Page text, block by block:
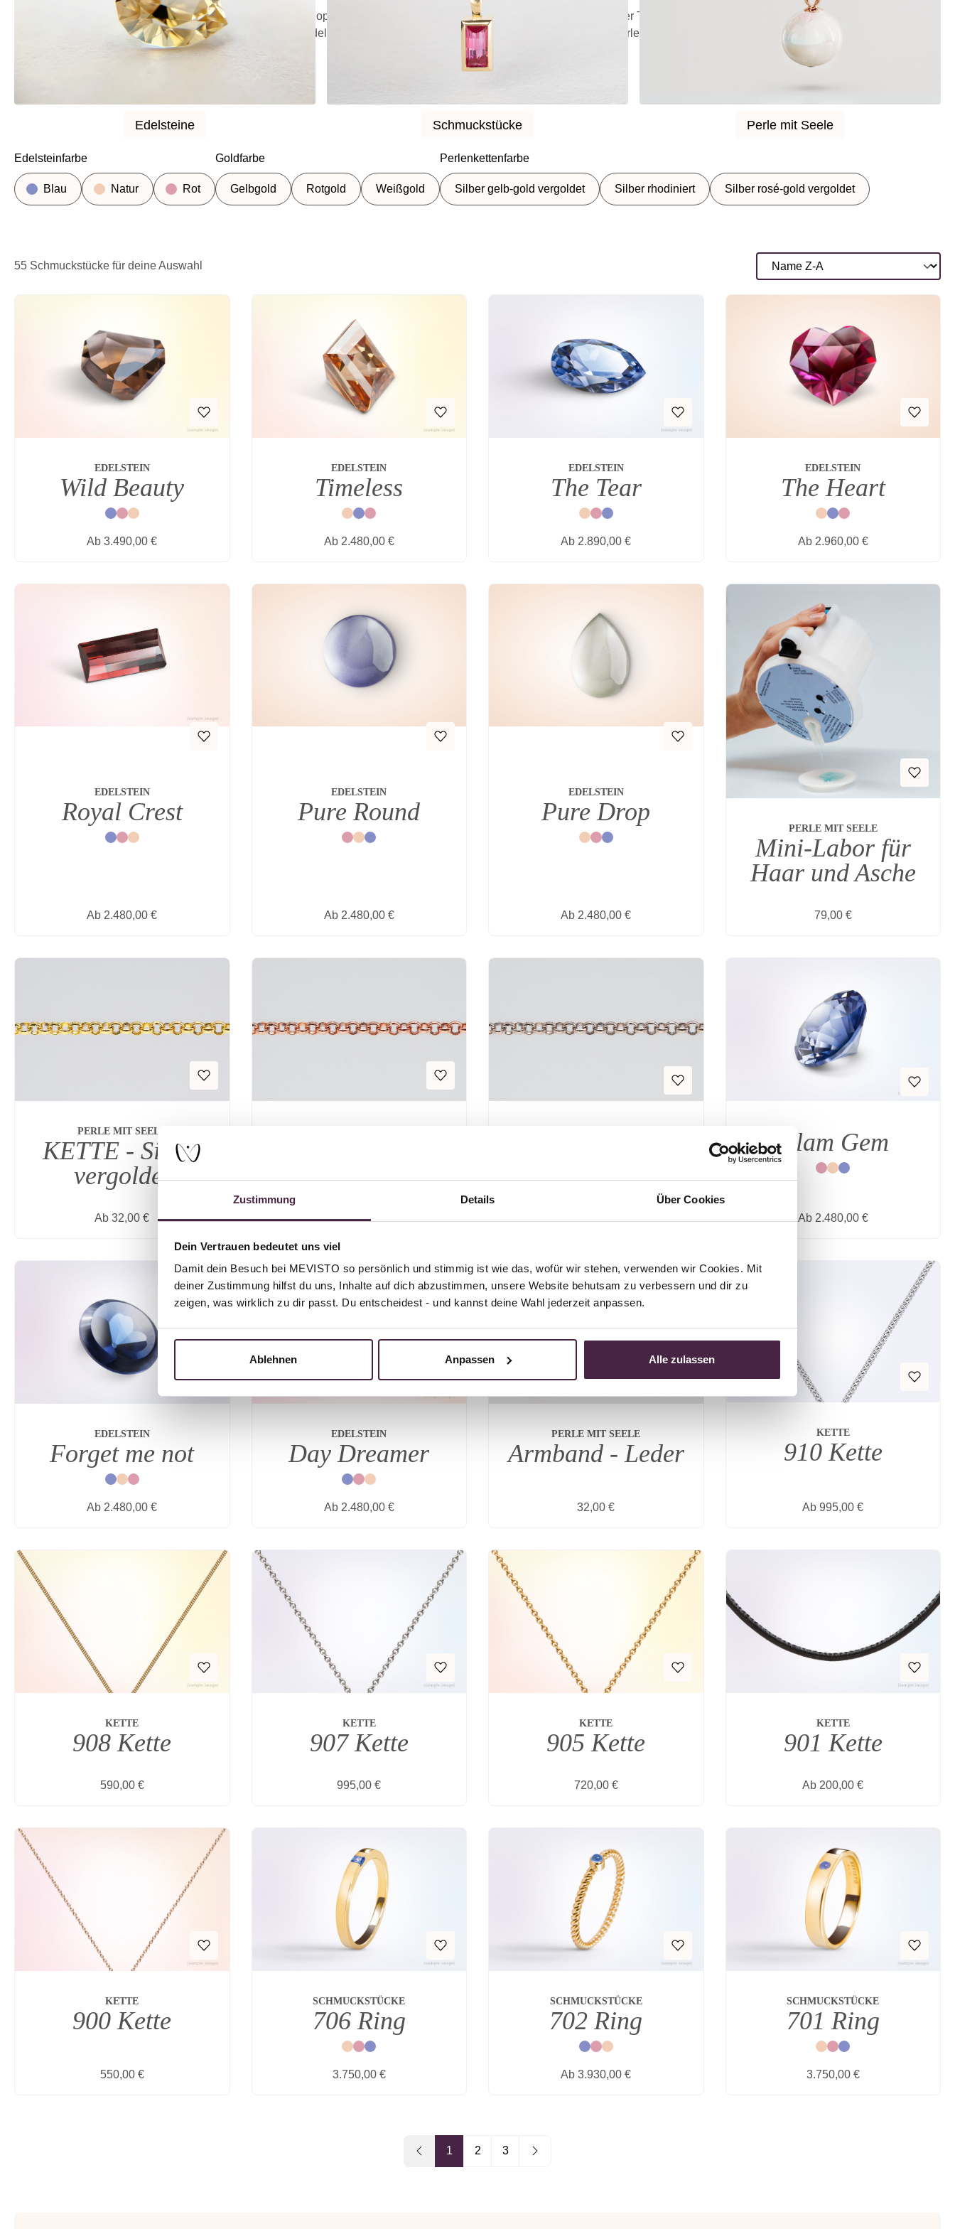
Zustimmung Details Über Cookies
Dein Vertrauen bedeutet uns viel
Damit dein Besuch bei MEVISTO so persönlich und stimmig ist wie das, wofür wir stehen, verwenden wir Cookies. Mit
deiner Zustimmung hilfst du uns, Inhalte auf dich abzustimmen, unsere Website behutsam zu verbessern und dir zu
zeigen, was wirklich zu dir passt. Du entscheidest - und kannst deine Wahl jederzeit anpassen.
Ablehnen Anpassen Alle zulassen
Im offiziellen MEVISTO Online-Shop entsteht aus den Elementen eines geliebten Menschen oder Tieres ein persönliches Andenken.
Dafür gibt es drei Wege: den Edelstein, den Edelstein im Schmuckstück gefasst – oder die Perle mit Seele zum Selbstgestalten.
Darunter findest Du alle Produkte im Überblick:
Edelsteine Schmuckstücke Perle mit Seele
Edelsteinfarbe
Blau Natur Rot
Goldfarbe
Gelbgold Rotgold Weißgold
Perlenkettenfarbe
Silber gelb-gold vergoldet Silber rhodiniert Silber rosé-gold vergoldet
55 Schmuckstücke für deine Auswahl
EDELSTEIN
Wild Beauty
Blau
RotNatur
Regulärer Preis:
Ab3.490,00 €
EDELSTEIN
Timeless
Natur
Blau
Rot
Regulärer Preis:
Ab 2.480,00 €
EDELSTEIN
The Tear
Natur
RotBlau
Regulärer Preis:
Ab 2.890,00 €
EDELSTEIN
The Heart
Natur
Blau
Rot
Regulärer Preis:
Ab 2.960,00 €
EDELSTEIN
Royal Crest
Blau
RotNatur
Regulärer Preis:
Ab 2.480,00 €
EDELSTEIN
Pure Round
RotNatur
Blau
Regulärer Preis:
Ab 2.480,00 €
EDELSTEIN
Pure Drop
Natur
RotBlau
Regulärer Preis:
Ab 2.480,00 €
PERLE MIT SEELE
Mini-Labor für
Haar und Asche
Regulärer Preis:
79,00 €
PERLE MIT SEELE
KETTE - Silber
vergoldet
Regulärer Preis:
Ab32,00 €
rosé vergoldet
Regulärer Preis:
Ab32,00 €
Glam Gem
RotNatur
Blau
Regulärer Preis:
Ab 2.480,00 €
EDELSTEIN
Forget me not
Blau
Natur
Rot
Regulärer Preis:
Ab 2.480,00 €
EDELSTEIN
Day Dreamer
Blau
RotNatur
Regulärer Preis:
Ab 2.480,00 €
PERLE MIT SEELE
Armband - Leder
Regulärer Preis:
32,00 €
KETTE
910 Kette
Regulärer Preis:
Ab995,00 €
KETTE
908 Kette
Regulärer Preis:
590,00 €
KETTE
907 Kette
Regulärer Preis:
995,00 €
KETTE
905 Kette
Regulärer Preis:
720,00 €
KETTE
901 Kette
Regulärer Preis:
Ab 200,00 €
KETTE
900 Kette
Regulärer Preis:
550,00 €
SCHMUCKSTÜCKE
706 Ring
Natur
RotBlau
Regulärer Preis:
3.750,00 €
SCHMUCKSTÜCKE
702 Ring
Blau
RotNatur
Regulärer Preis:
Ab3.930,00 €
SCHMUCKSTÜCKE
701 Ring
Natur
RotBlau
Regulärer Preis:
3.750,00 €
Seite
1
Seite
2
Seite
3